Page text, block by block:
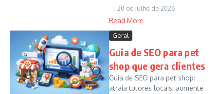
20 de julho de 2026
Read More
Geral
Guia de SEO para pet
shop que gera clientes
Guia de SEO para pet shop:
atraia tutores locais, aumente